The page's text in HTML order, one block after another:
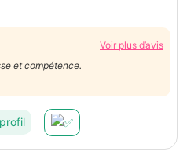
Voir plus d’avis
et compétence.